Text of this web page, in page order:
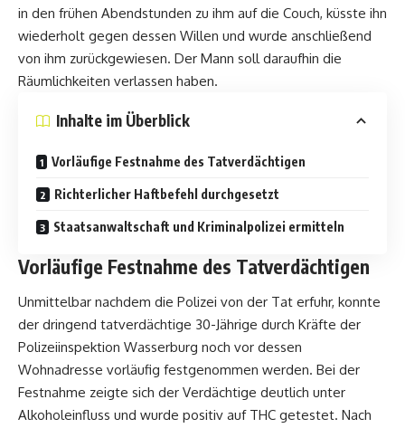
in den frühen Abendstunden zu ihm auf die Couch, küsste ihn
wiederholt gegen dessen Willen und wurde anschließend
von ihm zurückgewiesen. Der Mann soll daraufhin die
Räumlichkeiten verlassen haben.
Inhalte im Überblick
Vorläufige Festnahme des Tatverdächtigen
Richterlicher Haftbefehl durchgesetzt
Staatsanwaltschaft und Kriminalpolizei ermitteln
Vorläufige Festnahme des Tatverdächtigen
Unmittelbar nachdem die Polizei von der Tat erfuhr, konnte
der dringend tatverdächtige 30-Jährige durch Kräfte der
Polizeiinspektion Wasserburg noch vor dessen
Wohnadresse vorläufig festgenommen werden. Bei der
Festnahme zeigte sich der Verdächtige deutlich unter
Alkoholeinfluss und wurde positiv auf THC getestet. Nach